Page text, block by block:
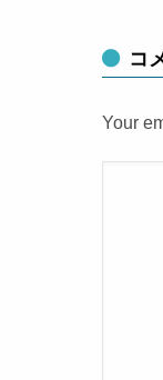
コ
Your